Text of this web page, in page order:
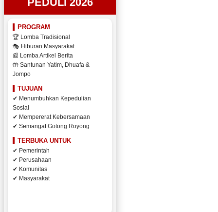
PROGRAM
🏆 Lomba Tradisional
🎭 Hiburan Masyarakat
📰 Lomba Artikel Berita
🤲 Santunan Yatim, Dhuafa &
Jompo
TUJUAN
✔ Menumbuhkan Kepedulian
Sosial
✔ Mempererat Kebersamaan
✔ Semangat Gotong Royong
TERBUKA UNTUK
✔ Pemerintah
✔ Perusahaan
✔ Komunitas
✔ Masyarakat